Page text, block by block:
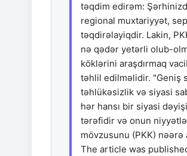
təqdim edirəm:
regional muxtariyyət,
təqdirəlayiqdir. Lakin,
nə qədər yetərli olub-
köklərini araşdırmaq
təhlil edilməlidir. "Geniş
təhlükəsizlik və siyasi
hər hansı bir siyasi
tərəfidir və onun
mövzusunu (PKK) nəərə
The article was